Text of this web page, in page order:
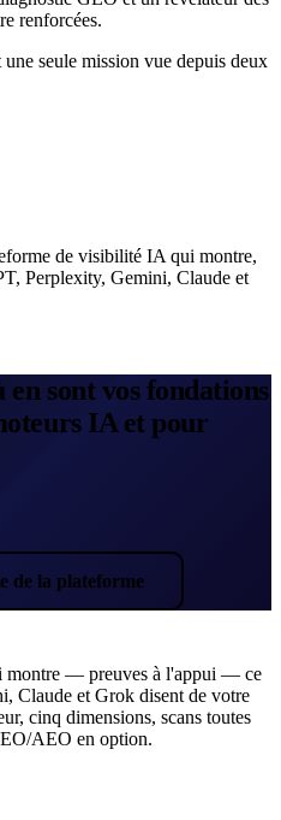
renforcées.
seule mission vue depuis deux
de visibilité IA qui montre,
Perplexity, Gemini, Claude et
en sont vos fondations
IA et pour
de la plateforme
montre — preuves à l'appui — ce
Claude et Grok disent de votre
cinq dimensions, scans toutes
AEO en option.